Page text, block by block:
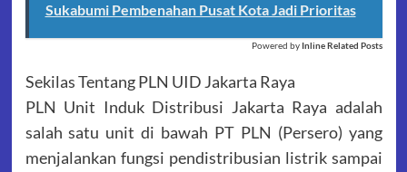
Sukabumi Pembenahan Pusat Kota Jadi Prioritas
Powered by Inline Related Posts
Sekilas Tentang PLN UID Jakarta Raya
PLN Unit Induk Distribusi Jakarta Raya adalah
salah satu unit di bawah PT PLN (Persero) yang
menjalankan fungsi pendistribusian listrik sampai